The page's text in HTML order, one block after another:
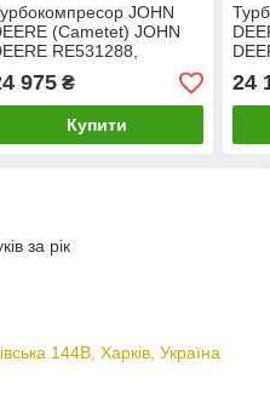
JOHN
(Cametet) JOHN
RE531288,
RE551405,
RE531469,
RE533889
975₴
Купити
24
за рік
144В, Харків, Україна